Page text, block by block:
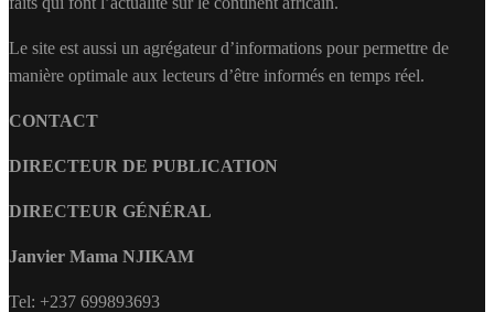
Le site est aussi un agrégateur d’informations pour permettre de
manière optimale aux lecteurs d’être informés en temps réel.
CONTACT
DIRECTEUR DE PUBLICATION
DIRECTEUR GÉNÉRAL
Janvier Mama NJIKAM
Tel: +237 699893693